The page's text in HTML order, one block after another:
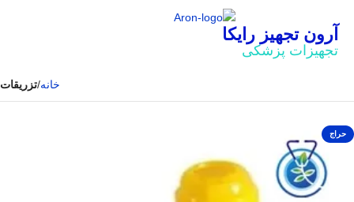
آرون تجهیز رایکا
تجهیزات پزشکی
خانه تزریقات
حراج